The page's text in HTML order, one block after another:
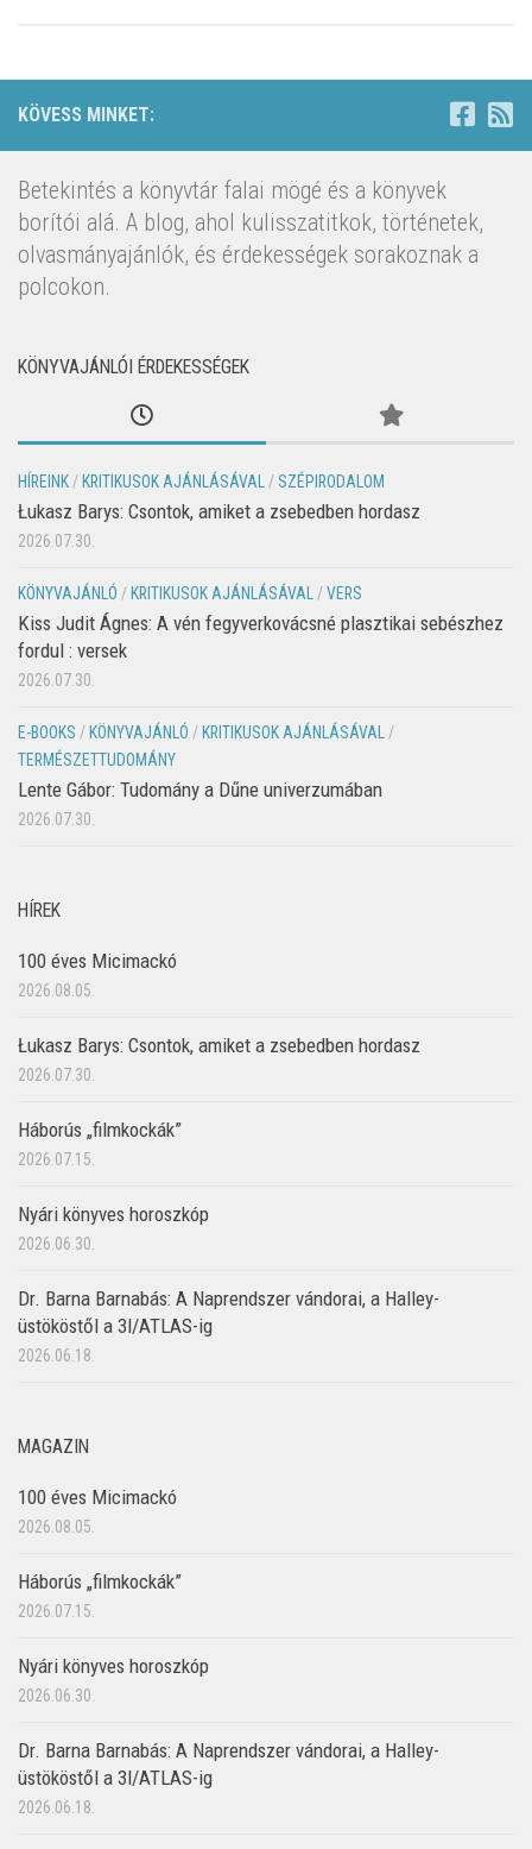
KÖVESS MINKET:
Betekintés a könyvtár falai mögé és a könyvek
borítói alá. A blog, ahol kulisszatitkok, történetek,
olvasmányajánlók, és érdekességek sorakoznak a
polcokon.
KÖNYVAJÁNLÓI ÉRDEKESSÉGEK
HÍREINK/ KRITIKUSOK AJÁNLÁSÁVAL/ SZÉPIRODALOM
Łukasz Barys: Csontok, amiket a zsebedben hordasz
2026.07.30.
KÖNYVAJÁNLÓ / KRITIKUSOK AJÁNLÁSÁVAL/VERS
Kiss Judit Ágnes: A vén fegyverkovácsné plasztikai sebészhez
fordul : versek
2026.07.30.
E-BOOKS / KÖNYVAJÁNLÓ / KRITIKUSOK AJÁNLÁSÁVAL/
TERMÉSZETTUDOMÁNY
Lente Gábor: Tudomány a Dűne univerzumában
2026.07.30.
HÍREK
100 éves Micimackó
2026.08.05.
Łukasz Barys: Csontok, amiket a zsebedben hordasz
2026.07.30.
Háborús „filmkockák”
2026.07.15.
Nyári könyves horoszkóp
2026.06.30.
Dr. Barna Barnabás: A Naprendszer vándorai, a Halley-
üstököstől a 3I/ATLAS-ig
2026.06.18.
MAGAZIN
100 éves Micimackó
2026.08.05.
Háborús „filmkockák”
2026.07.15.
Nyári könyves horoszkóp
2026.06.30.
Dr. Barna Barnabás: A Naprendszer vándorai, a Halley-
üstököstől a 3I/ATLAS-ig
2026.06.18.